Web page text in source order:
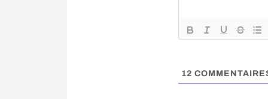
12